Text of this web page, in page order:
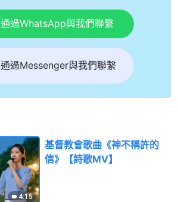
通過WhatsApp與我們聯繫
通過Messenger與我們聯繫
4:15
基督教會歌曲《神不稱許的
信》【詩歌MV】